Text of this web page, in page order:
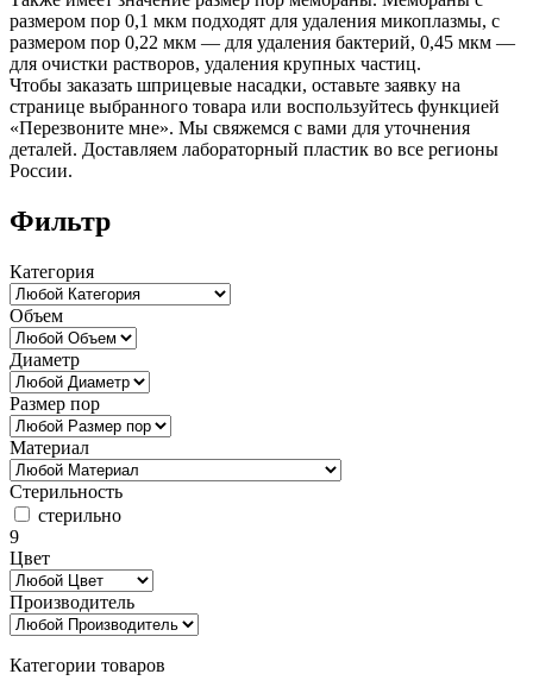
размером пор 0,1 мкм подходят для удаления микоплазмы, с
размером пор 0,22 мкм — для удаления бактерий, 0,45 мкм —
для очистки растворов, удаления крупных частиц.
Чтобы заказать шприцевые насадки, оставьте заявку на
странице выбранного товара или воспользуйтесь функцией
«Перезвоните мне». Мы свяжемся с вами для уточнения
деталей. Доставляем лабораторный пластик во все регионы
России.
Фильтр
Категория
Объем
Диаметр
Размер пор
Материал
Стерильность
стерильно
9
Цвет
Производитель
Категории товаров